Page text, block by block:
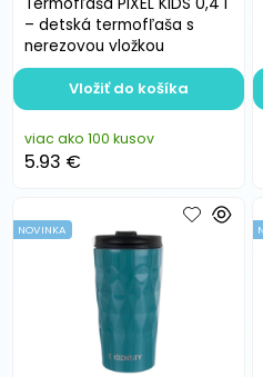
Termofľaša PIXEL KIDS 0,4 l
– detská termofľaša s
nerezovou vložkou
viac ako 100 kusov
5.93 €
Vložiť do košíka
NOVINKA